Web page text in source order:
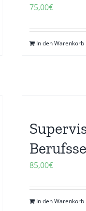
75,00€
In den Warenkorb
85,00€
In den Warenkorb